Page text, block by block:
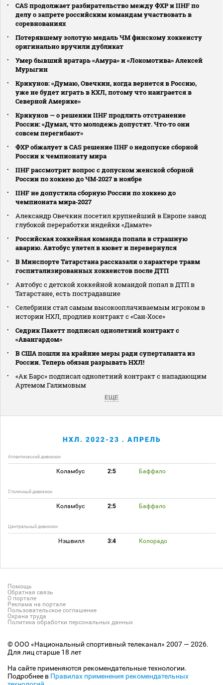
CAS продолжает разбирательство между ФХР и IIHF по
делу о запрете российским командам участвовать в
соревнованиях
Потерявшему золотую медаль ЧМ финскому хоккеисту
оригинально вручили дубликат
Умер бывший вратарь «Амура» и «Локомотива» Алексей
Мурыгин
Крикунов: «Думаю, Овечкин, когда вернется в Россию,
уже не будет играть в КХЛ, потому что наиграется в
Северной Америке»
Крикунов — о решении IIHF продлить отстранение
России: «Думал, что молодежь допустят. Что‑то они
совсем перегибают»
ФХР обжалует в CAS решение IIHF о недопуске сборной
России к чемпионату мира
IIHF рассмотрит вопрос с допуском женской сборной
России по хоккею до ЧМ‑2027 в ноябре
IIHF не допустила сборную России по хоккею до
чемпионата мира‑2027
Александр Овечкин посетил крупнейший в Европе завод
глубокой переработки индейки «Дамате»
Российская хоккейная команда попала в страшную
аварию. Автобус улетел в кювет и перевернулся
В Минспорте Татарстана рассказали о характере травм
госпитализированных хоккеистов после ДТП
Автобус с детской хоккейной командой попал в ДТП в
Татарстане, есть пострадавшие
Селебрини стал самым высокооплачиваемым игроком в
истории НХЛ, продлив контракт с «Сан‑Хосе»
Седрик Пакетт подписал однолетний контракт с
«Авангардом»
В США пошли на крайние меры ради суперталанта из
России. Теперь обязан разрывать НХЛ!
«Ак Барс» подписал однолетний контракт с нападающим
Артемом Галимовым
ЕЩЕ
НХЛ. 2022-23 . АПРЕЛЬ
Атлантический дивизион
Коламбус 2:5 Баффало
Столичный дивизион
Коламбус 2:5 Баффало
Центральный дивизион
Нэшвилл 3:4 Колорадо
Помощь
Обратная связь
О портале
Реклама на портале
Пользовательское соглашение
Охрана труда
Политика обработки персональных данных
© ООО «Национальный спортивный телеканал» 2007 — 2026.
Для лиц старше 18 лет
На сайте применяются рекомендательные технологии.
Подробнее в Правилах применения рекомендательных